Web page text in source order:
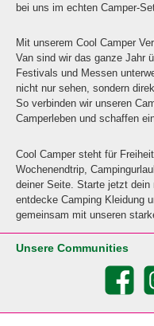
bei uns im echten Camper-
Mit unserem Cool Camper
Van sind wir das ganze Jahr
Festivals und Messen
nicht nur sehen, sondern
So verbinden wir unseren
Camperleben und schaffen
Cool Camper steht für
Wochenendtrip,
deiner Seite. Starte jetzt dein
entdecke Camping Kleidung
gemeinsam mit unseren
Unsere Communities
Facebook